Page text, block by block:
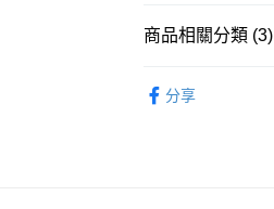
WeChat Pay
送貨方式
商品相關分類 (3)
分享